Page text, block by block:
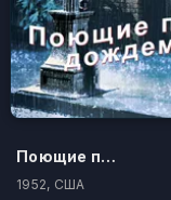
Поющие под дождем
1952, США